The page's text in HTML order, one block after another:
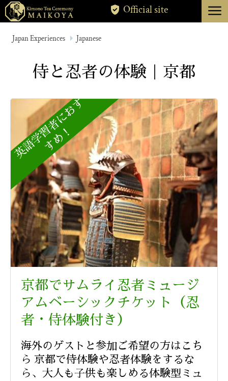
ABOUT
CANCELLATION
Official site menu
Japan Experiences Japanese
侍と忍者の体験｜京都
英
語
学
習
者
に
お
す
す
め
！
京都でサムライ忍者ミュージ
アムベーシックチケット（忍
者・侍体験付き）
海外のゲストと参加ご希望の方はこち
ら 京都で侍体験や忍者体験をするな
ら、大人も子供も楽しめる体験型ミュ